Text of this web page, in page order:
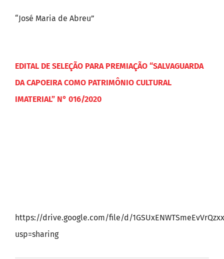
“José Maria de Abreu”
EDITAL DE SELEÇÃO PARA PREMIAÇÃO “SALVAGUARDA
DA CAPOEIRA COMO PATRIMÔNIO CULTURAL
IMATERIAL” N° 016/2020
https://drive.google.com/file/d/
usp=sharing